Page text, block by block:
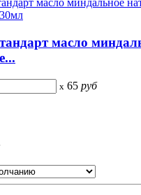
масло
x 65 руб